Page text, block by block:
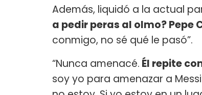
Además, liquidó a la actual
a pedir peras al olmo? Pepe
conmigo, no sé qué le pasó”.
“Nunca amenacé. Él repite
soy yo para amenazar a